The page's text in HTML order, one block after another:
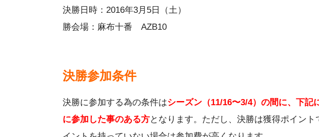
決勝日時：2016年3月5日（土）
勝会場：麻布十番 AZB10
決勝参加条件
決勝に参加する為の条件はシーズン（11/16〜3/4）の間に、下記
に参加した事のある方となります。ただし、決勝は獲得ポイン